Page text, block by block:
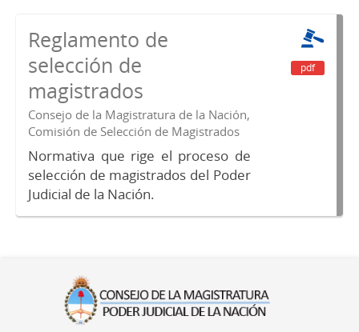
Reglamento de
selección de
magistrados
Consejo de la Magistratura de la Nación,
Comisión de Selección de Magistrados
Normativa que rige el proceso de
selección de magistrados del Poder
Judicial de la Nación.
pdf